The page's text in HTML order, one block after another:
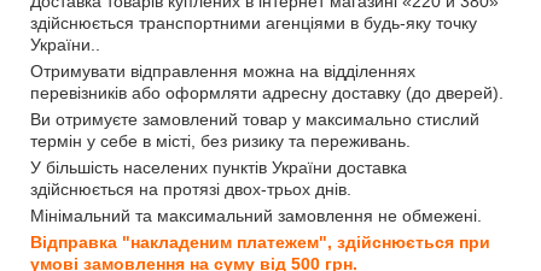
здійснюється транспортними агенціями в будь-яку точку
України..
Отримувати відправлення можна на відділеннях
перевізників або оформляти адресну доставку (до дверей).
Ви отримуєте замовлений товар у максимально стислий
термін у себе в місті, без ризику та переживань.
У більшість населених пунктів України доставка
здійснюється на протязі двох-трьох днів.
Мінімальний та максимальний замовлення не обмежені.
Відправка "накладеним платежем", здійснюється при
умові замовлення на суму від 500 грн.